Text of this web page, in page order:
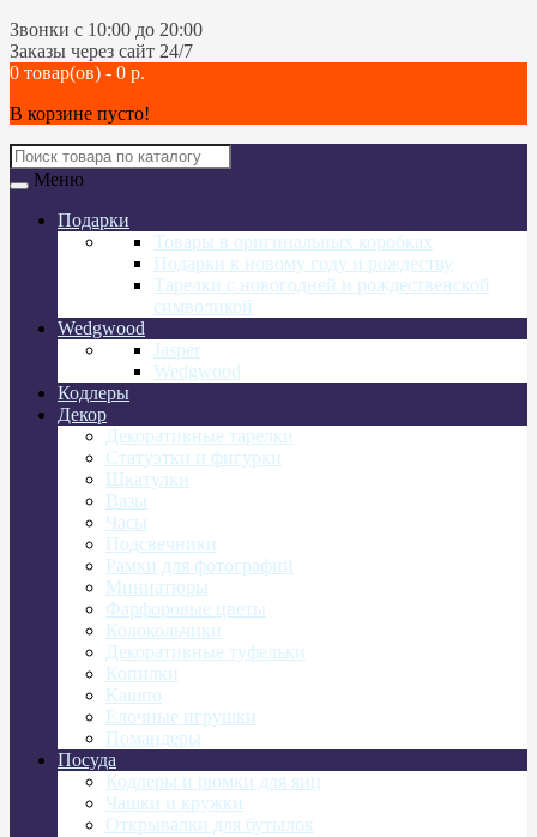
Звонки c 10:00 до 20:00
Заказы через сайт 24/7
0 товар(ов) - 0 р.
В корзине пусто!
Меню
Подарки
Товары в оригинальных коробках
Подарки к новому году и рождеству
Тарелки с новогодней и рождественской
символикой
Wedgwood
Jasper
Wedgwood
Кодлеры
Декор
Декоративные тарелки
Статуэтки и фигурки
Шкатулки
Вазы
Часы
Подсвечники
Рамки для фотографий
Миниатюры
Фарфоровые цветы
Колокольчики
Декоративные туфельки
Копилки
Кашпо
Елочные игрушки
Помандеры
Посуда
Кодлеры и рюмки для яиц
Чашки и кружки
Открывалки для бутылок